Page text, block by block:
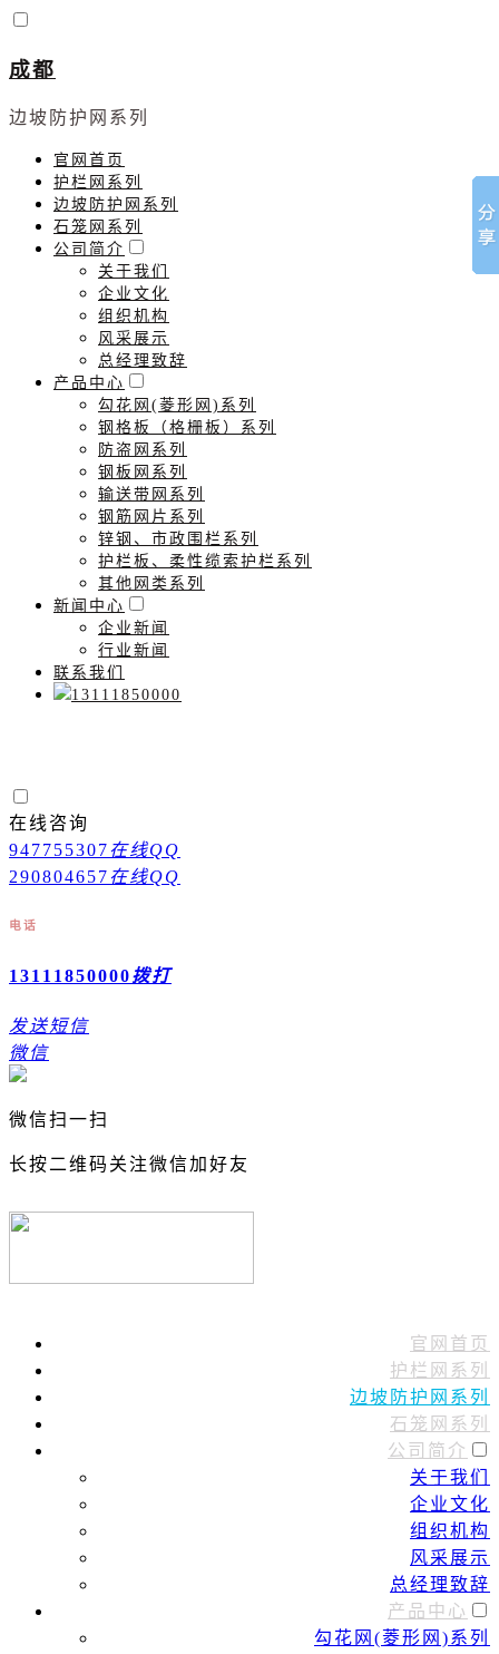
成都
边坡防护网系列
官网首页
护栏网系列
边坡防护网系列
石笼网系列
公司简介
关于我们
企业文化
组织机构
风采展示
总经理致辞
产品中心
勾花网(菱形网)系列
钢格板（格栅板）系列
防盗网系列
钢板网系列
输送带网系列
钢筋网片系列
锌钢、市政围栏系列
护栏板、柔性缆索护栏系列
其他网类系列
新闻中心
企业新闻
行业新闻
联系我们
13111850000
在线咨询
947755307在线QQ
290804657在线QQ
电话
13111850000拨打
发送短信
微信
微信扫一扫
长按二维码关注微信加好友
官网首页
护栏网系列
边坡防护网系列
石笼网系列
公司简介
关于我们
企业文化
组织机构
风采展示
总经理致辞
产品中心
勾花网(菱形网)系列